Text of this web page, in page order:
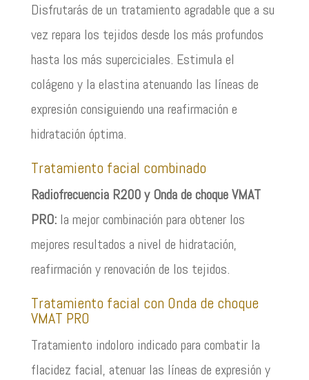
Disfrutarás de un tratamiento agradable que a su
vez repara los tejidos desde los más profundos
hasta los más superciciales. Estimula el
colágeno y la elastina atenuando las líneas de
expresión consiguiendo una reafirmación e
hidratación óptima.
Tratamiento facial combinado
Radiofrecuencia R200 y Onda de choque VMAT
PRO:la mejor combinación para obtener los
mejores resultados a nivel de hidratación,
reafirmación y renovación de los tejidos.
Tratamiento facial con Onda de choque
VMAT PRO
Tratamiento indoloro indicado para combatir la
flacidez facial, atenuar las líneas de expresión y